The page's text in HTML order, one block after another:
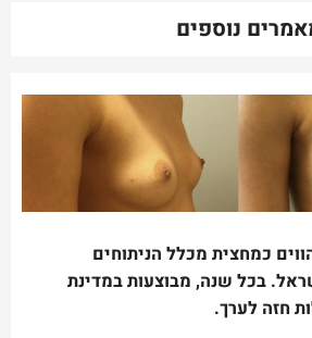
נוספים
כמחצית מכלל הניתוחים
בכל שנה, מבוצעות במדינת